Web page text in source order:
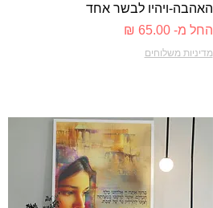
האהבה-ויהיו לבשר אחד
החל מ-
‏65.00 ‏₪
מחיר מבצע
מדיניות משלוחים